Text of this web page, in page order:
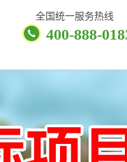
全国统一服务热线
400-888-